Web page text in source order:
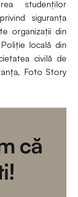
studenților
siguranța
organizații din
locală din
civilă de
Foto Story
că